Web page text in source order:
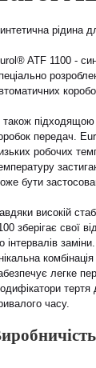
рідина
ATF 1100 -
підходящою
передач.
робочих
бути
високій
зберігає свої
інтервалів заміни.
легке
тертя
часу.